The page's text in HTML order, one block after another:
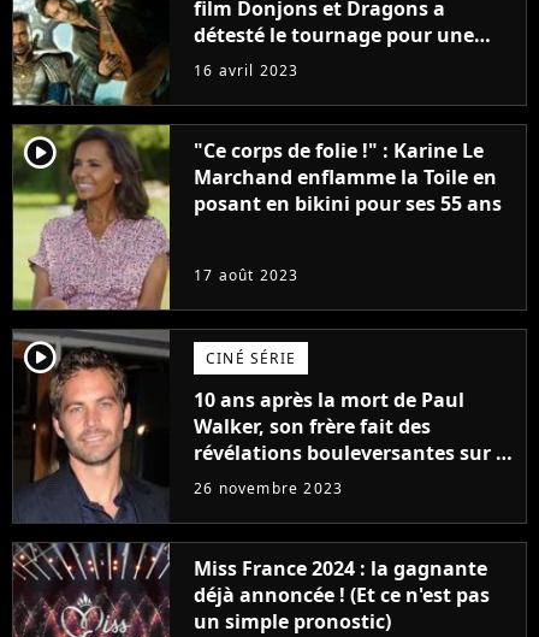
film Donjons et Dragons a
détesté le tournage pour une
raison très spéciale
16 avril 2023
player2
"Ce corps de folie !" : Karine Le
Marchand enflamme la Toile en
posant en bikini pour ses 55 ans
17 août 2023
player2 CINÉ SÉRIE
10 ans après la mort de Paul
Walker, son frère fait des
révélations bouleversantes sur la
réaction des acteurs de Fast and
26 novembre 2023
Miss France 2024 : la gagnante
déjà annoncée ! (Et ce n'est pas
un simple pronostic)